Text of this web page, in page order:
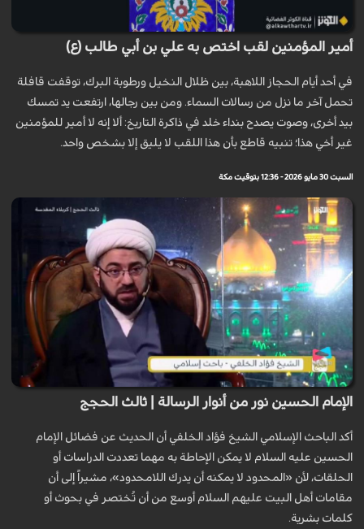
أمير المؤمنين لقب اختص به علي بن أبي طالب (ع)
في أحد أيام الحجاز اللاهبة، بين ظلال النخيل ورطوبة البرك، توقفت قافلة
تحمل آخر ما نزل من رسالات السماء. ومن بين رجالها، ارتفعت يد تمسك
بيد أخرى، وصوت يصدح بنداء خلد في ذاكرة التاريخ: ألا إنه لا أمير للمؤمنين
غير أخي هذا؛ تنبيه قاطع بأن هذا اللقب لا يليق إلا بشخص واحد.
السبت 30 مايو 2026 - 12:36 بتوقيت مكة
الإمام الحسين نور من أنوار الرسالة | ثالث الحجج
أكد الباحث الإسلامي الشيخ فؤاد الخلفي أن الحديث عن فضائل الإمام
الحسين عليه السلام لا يمكن الإحاطة به مهما تعددت الدراسات أو
الحلقات، لأن «المحدود لا يمكنه أن يدرك اللامحدود»، مشيراً إلى أن
مقامات أهل البيت عليهم السلام أوسع من أن تُختصر في بحوث أو
كلمات بشرية.